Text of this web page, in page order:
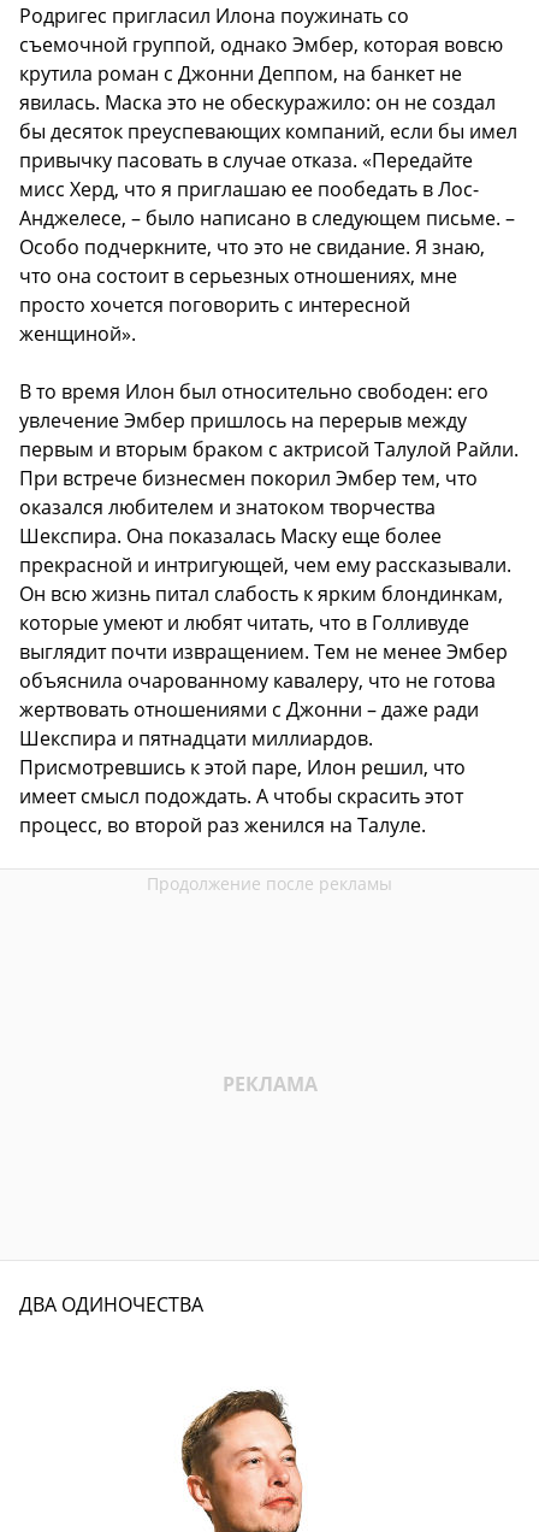
Родригес пригласил Илона поужинать со
съемочной группой, однако Эмбер, которая вовсю
крутила роман с Джонни Деппом, на банкет не
явилась. Маска это не обескуражило: он не создал
бы десяток преуспевающих компаний, если бы имел
привычку пасовать в случае отказа. «Передайте
мисс Херд, что я приглашаю ее пообедать в Лос-
Анджелесе, – было написано в следующем письме. –
Особо подчеркните, что это не свидание. Я знаю,
что она состоит в серьезных отношениях, мне
просто хочется поговорить с интересной
женщиной».
В то время Илон был относительно свободен: его
увлечение Эмбер пришлось на перерыв между
первым и вторым браком с актрисой Талулой Райли.
При встрече бизнесмен покорил Эмбер тем, что
оказался любителем и знатоком творчества
Шекспира. Она показалась Маску еще более
прекрасной и интригующей, чем ему рассказывали.
Он всю жизнь питал слабость к ярким блондинкам,
которые умеют и любят читать, что в Голливуде
выглядит почти извращением. Тем не менее Эмбер
объяснила очарованному кавалеру, что не готова
жертвовать отношениями с Джонни – даже ради
Шекспира и пятнадцати миллиардов.
Присмотревшись к этой паре, Илон решил, что
имеет смысл подождать. А чтобы скрасить этот
процесс, во второй раз женился на Талуле.
ДВА ОДИНОЧЕСТВА